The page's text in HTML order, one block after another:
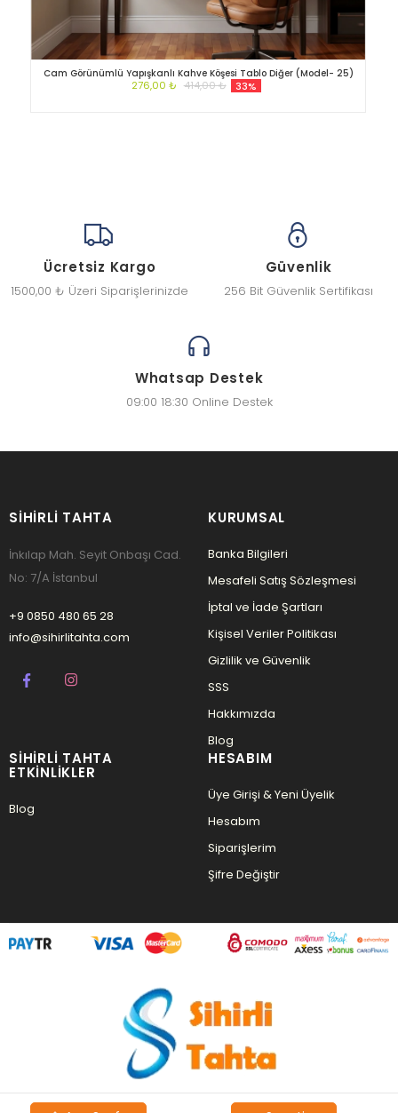
Cam Görünümlü Yapışkanlı Kahve Köşesi Tablo Diğer (Model- 25)
276,00 ₺ 414,00 ₺ 33%
Ücretsiz Kargo
1500,00 ₺ Üzeri Siparişlerinizde
Güvenlik
256 Bit Güvenlik Sertifikası
Whatsap Destek
09:00 18:30 Online Destek
SIHIRLI TAHTA
İnkılap Mah. Seyit Onbaşı Cad.
No: 7/A İstanbul
+9 0850 480 65 28
info@sihirlitahta.com
KURUMSAL
Banka Bilgileri
Mesafeli Satış Sözleşmesi
İptal ve İade Şartları
Kişisel Veriler Politikası
Gizlilik ve Güvenlik
SSS
Hakkımızda
Blog
SIHIRLI TAHTA
ETKINLIKLER
Blog
HESABIM
Üye Girişi & Yeni Üyelik
Hesabım
Siparişlerim
Şifre Değiştir